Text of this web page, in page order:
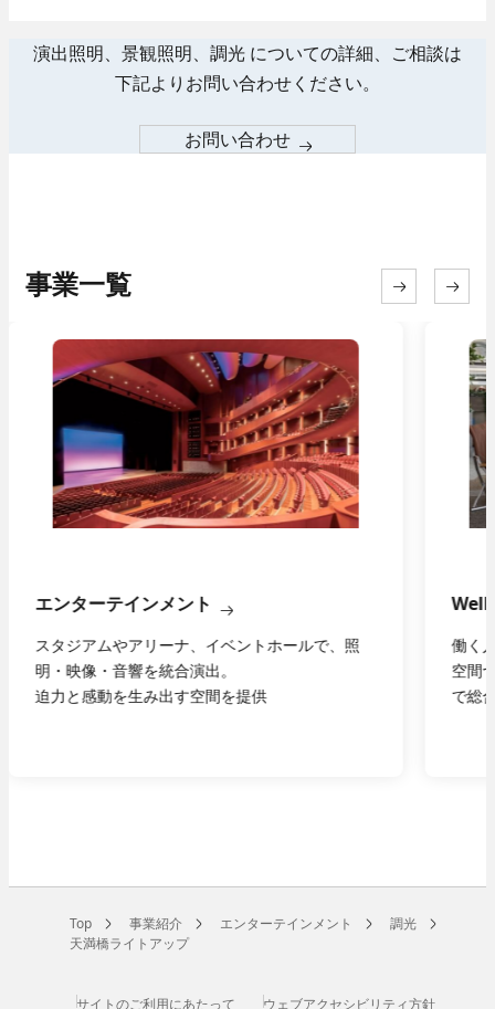
演出照明、景観照明、調光 についての詳細、ご相談は
下記よりお問い合わせください。
お問い合わせ
事業一覧
Well-Being
働く人の健康・快適さ・生産性を高めるオフィス
空間づくりを、コンセプト設計から施工、演出ま
で総合的に支援します。
エネ
太陽
ンな
Top 事業紹介 エンターテインメント
調光
天満橋ライトアップ
サイトのご利用にあたって ウェブアクセシビリティ方針